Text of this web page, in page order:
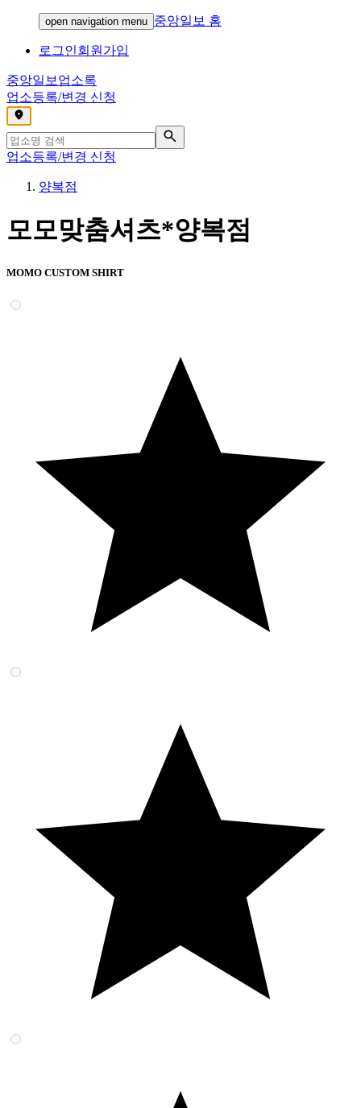
open navigation menu 중앙일보 홈
로그인회원가입
중앙일보 업소록
업소등록/변경 신청
,
업소등록/변경 신청
양복점
모모맞춤셔츠*양복점
MOMO CUSTOM SHIRT